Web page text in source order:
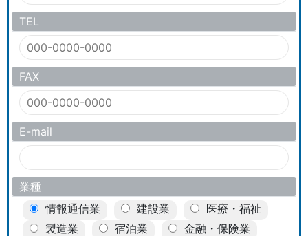
TEL
FAX
E-mail
業種
情報通信業
建設業
医療・福祉
製造業
宿泊業
金融・保険業